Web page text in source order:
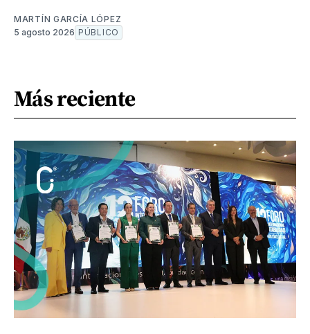
MARTÍN GARCÍA LÓPEZ
5 agosto 2026 PÚBLICO
Más reciente